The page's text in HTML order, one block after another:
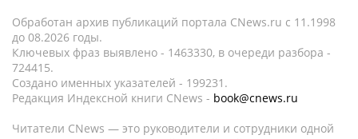
Обработан архив публикаций портала CNews.ru c 11.1998
до 08.2026 годы.
Ключевых фраз выявлено - 1463330, в очереди разбора -
724415.
Создано именных указателей - 199231.
Редакция Индексной книги CNews - book@cnews.ru
Читатели CNews — это руководители и сотрудники одной